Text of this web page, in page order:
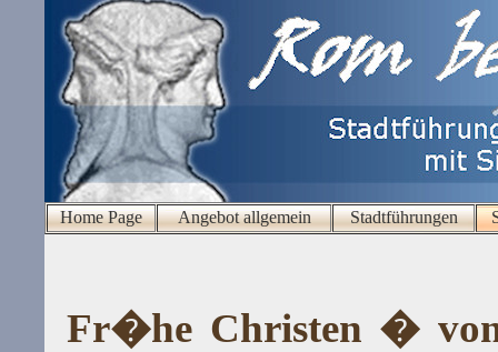
Home Page Angebot allgemein Stadtführungen
Fr�he Christen �